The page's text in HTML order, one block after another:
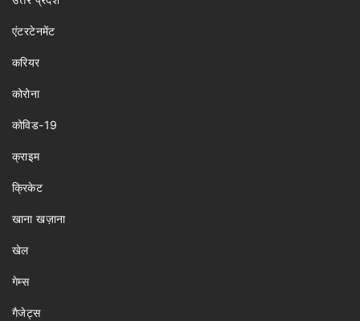
एंटरटेनमेंट
करियर
कोरोना
कोविड-19
क्राइम
क्रिकेट
खाना खज़ाना
खेल
गेम्स
गैजेट्स